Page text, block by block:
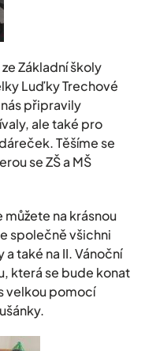
Základní školy
Luďky Trechové
připravily
ale také pro
Těšíme se
se ZŠ a MŠ
můžete na krásnou
společně všichni
také na II. Vánoční
která se bude konat
velkou pomocí